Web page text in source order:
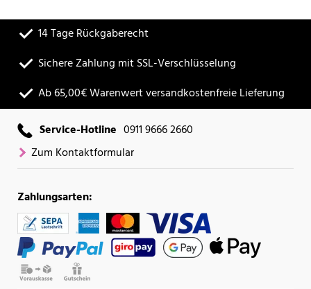
14 Tage Rückgaberecht
Sichere Zahlung mit SSL-Verschlüsselung
Ab 65,00€ Warenwert versandkostenfreie Lieferung
Service-Hotline 0911 9666 2660
Zum Kontaktformular
Zahlungsarten: